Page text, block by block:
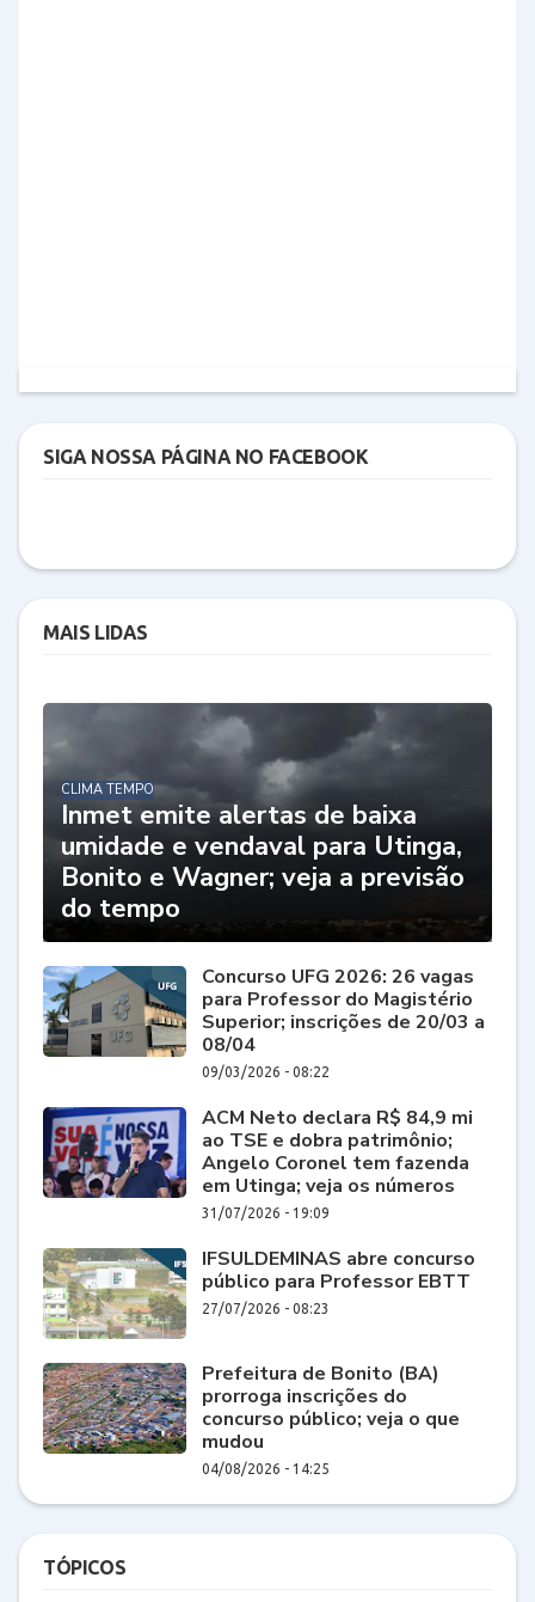
SIGA NOSSA PÁGINA NO FACEBOOK
MAIS LIDAS
CLIMA TEMPO
Inmet emite alertas de baixa
umidade e vendaval para Utinga,
Bonito e Wagner; veja a previsão
do tempo
Concurso UFG 2026: 26 vagas
para Professor do Magistério
Superior; inscrições de 20/03 a
08/04
09/03/2026 - 08:22
ACM Neto declara R$ 84,9 mi
ao TSE e dobra patrimônio;
Angelo Coronel tem fazenda
em Utinga; veja os números
31/07/2026 - 19:09
IFSULDEMINAS abre concurso
público para Professor EBTT
27/07/2026 - 08:23
Prefeitura de Bonito (BA)
prorroga inscrições do
concurso público; veja o que
mudou
04/08/2026 - 14:25
TÓPICOS